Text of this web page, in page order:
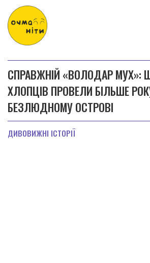
СПРАВЖНІЙ «ВОЛОДАР МУХ»:
ХЛОПЦІВ ПРОВЕЛИ БІЛЬШЕ
БЕЗЛЮДНОМУ ОСТРОВІ
ДИВОВИЖНІ ІСТОРІЇ